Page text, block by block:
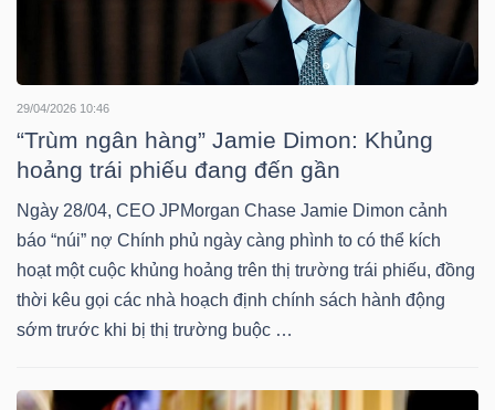
29/04/2026 10:46
“Trùm ngân hàng” Jamie Dimon: Khủng
hoảng trái phiếu đang đến gần
Ngày 28/04, CEO JPMorgan Chase Jamie Dimon cảnh
báo “núi” nợ Chính phủ ngày càng phình to có thể kích
hoạt một cuộc khủng hoảng trên thị trường trái phiếu, đồng
thời kêu gọi các nhà hoạch định chính sách hành động
sớm trước khi bị thị trường buộc …
VS-
SECTOR
NĂNG
LƯỢNG